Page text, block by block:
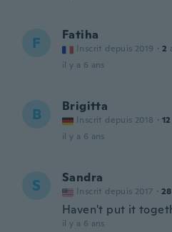
F Fatiha
Inscrit depuis 2019 · 2
il y a 6 ans
B Brigitta
Inscrit depuis 2018 · 12
il y a 6 ans
S Sandra
Inscrit depuis 2017 · 28
Haven't put it
il y a 6 ans